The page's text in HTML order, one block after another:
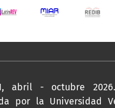
abril - octubre 2026.
por la Universidad